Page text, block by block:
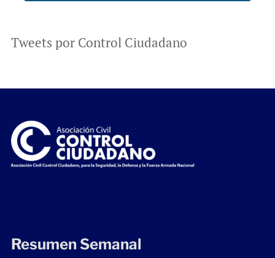
Tweets por Control Ciudadano
Resumen Semanal